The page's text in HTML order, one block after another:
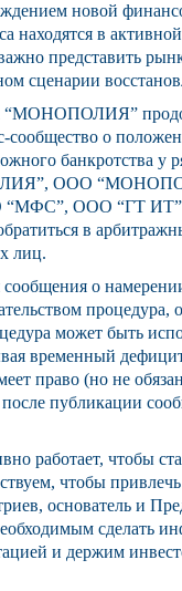
новой
находятся в
представить
сценарии
“МОНОПОЛИЯ”
о
банкротства
ООО
ООО “ГТ ИТ”
в
лиц.
о
процедура,
может быть
временный
право (но не
публикации
работает, чтобы
чтобы
основатель и
сделать
и держим